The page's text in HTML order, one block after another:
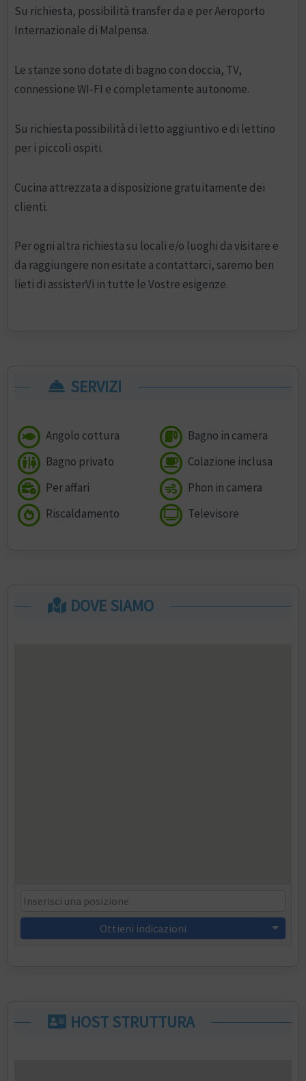
Su richiesta, possibilità transfer da e per Aeroporto
Internazionale di Malpensa.
Le stanze sono dotate di bagno con doccia, TV,
connessione WI-FI e completamente autonome.
Su richiesta possibilità di letto aggiuntivo e di lettino
per i piccoli ospiti.
Cucina attrezzata a disposizione gratuitamente dei
clienti.
Per ogni altra richiesta su locali e/o luoghi da visitare e
da raggiungere non esitate a contattarci, saremo ben
lieti di assisterVi in tutte le Vostre esigenze.
SERVIZI
Angolo cottura
Bagno in camera
Bagno privato
Colazione inclusa
Per affari
Phon in camera
Riscaldamento
Televisore
DOVE SIAMO
Ottieni indicazioni
HOST STRUTTURA